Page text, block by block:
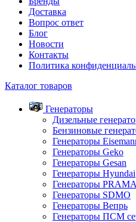
Доставка
Вопрос ответ
Блог
Новости
Контакты
Политика
Каталог товаров
Генераторы
Дизельные
Бензиновые
Генераторы
Генераторы Geko
Генераторы Gesan
Генераторы Hyundai
Генераторы
Генераторы SDMO
Генераторы Вепрь
Генераторы ПСМ